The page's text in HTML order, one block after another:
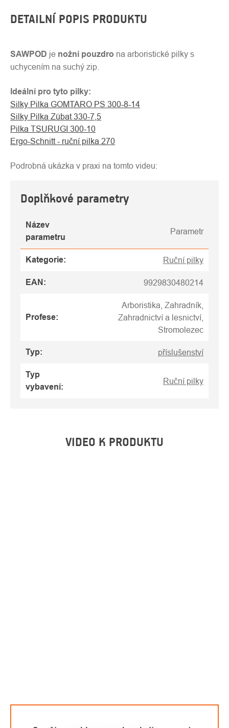
DETAILNÍ POPIS PRODUKTU
SAWPOD je nožní pouzdro na arboristické pilky s
uchycením na suchý zip.
Ideální pro tyto pilky:
Silky Pilka GOMTARO PS 300-8-14
Silky Pilka Zübat 330-7,5
Pilka TSURUGI 300-10
Ergo-Schnitt - ruční pilka 270
Podrobná ukázka v praxi na tomto videu:
Doplňkové parametry
Název
parametru
Parametr
Kategorie: Ruční pilky
EAN : 9929830480214
Profese:
Arboristika, Zahradník,
Zahradnictví a lesnictví,
Stromolezec
Typ: příslušenství
Typ
vybavení:
Ruční pilky
VIDEO K PRODUKTU